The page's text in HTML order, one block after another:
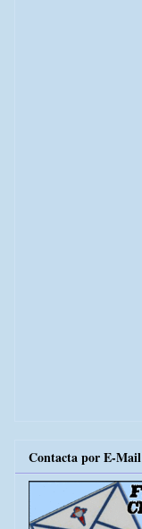
Contacta por E-Mail